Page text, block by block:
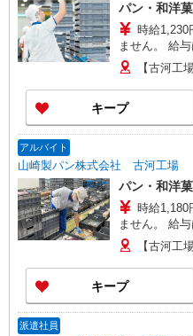
パン・和洋
時給1,230円 日払い・週払い対応は致し
ません。 給
【古河工
キープ
アルバイト
山崎製パン株式会社 古河工場
パン・和洋
時給1,180円 日払い・週払い対応は致し
ません。 給
【古河工
キープ
派遣社員